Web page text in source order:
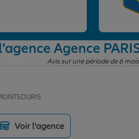
Agence
Avis sur une période de 6 mois
Voir l'agence